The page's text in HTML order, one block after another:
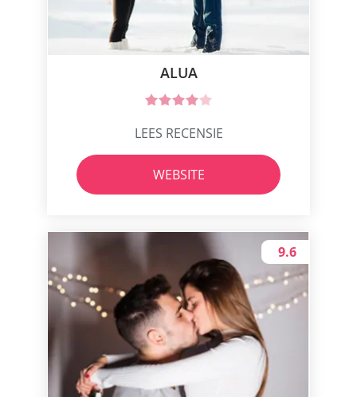
ALUA
LEES RECENSIE
WEBSITE
9.6